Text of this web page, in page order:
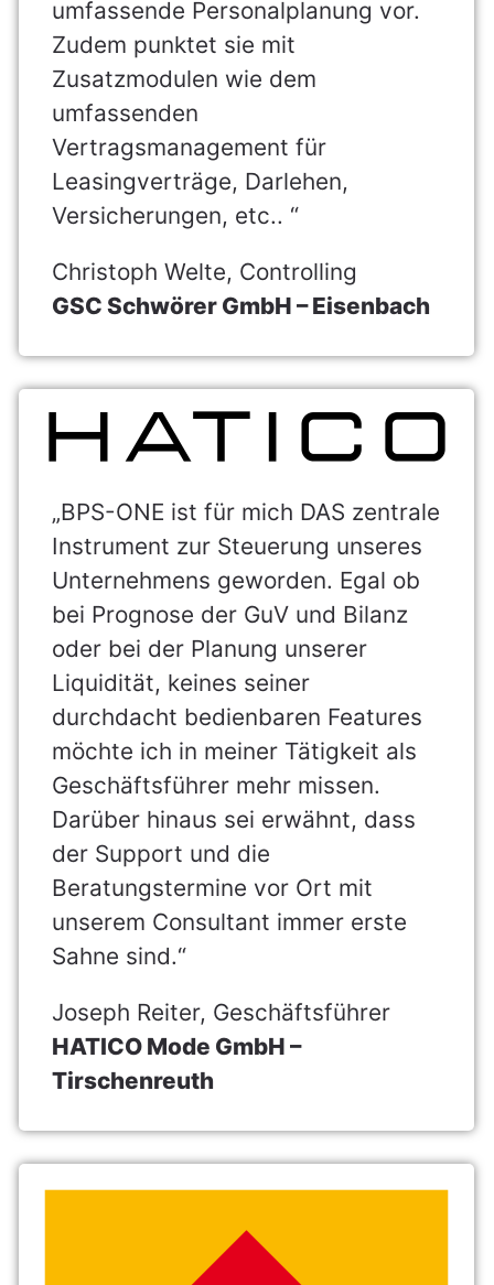
umfassende Personalplanung vor.
Zudem punktet sie mit
Zusatzmodulen wie dem
umfassenden
Vertragsmanagement für
Leasingverträge, Darlehen,
Versicherungen, etc.. “
Christoph Welte, Controlling
GSC Schwörer GmbH – Eisenbach
„BPS-ONE ist für mich DAS zentrale
Instrument zur Steuerung unseres
Unternehmens geworden. Egal ob
bei Prognose der GuV und Bilanz
oder bei der Planung unserer
Liquidität, keines seiner
durchdacht bedienbaren Features
möchte ich in meiner Tätigkeit als
Geschäftsführer mehr missen.
Darüber hinaus sei erwähnt, dass
der Support und die
Beratungstermine vor Ort mit
unserem Consultant immer erste
Sahne sind.“
Joseph Reiter, Geschäftsführer
HATICO Mode GmbH –
Tirschenreuth